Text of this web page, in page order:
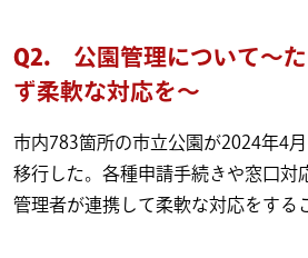
Q2. 公園管理について～
ず柔軟な対応を～
市内783箇所の市立公園が2024年4
移行した。各種申請手続きや窓口対
管理者が連携して柔軟な対応をする